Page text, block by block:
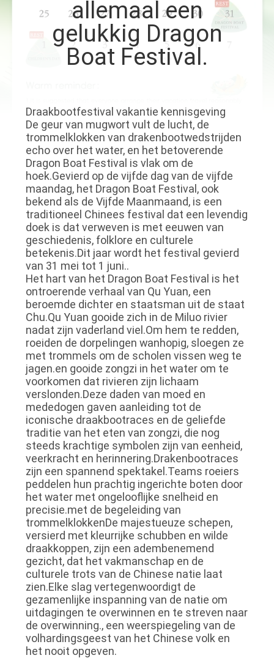
KWALITEITSCONTROLE
CONTACTEER
NIEUWS
VRAAG
EEN
OFFERTE
AAN
SITEMAP
PRIVACYBELEID
allemaal een
gelukkig Dragon
Boat Festival.
Draakbootfestival vakantie kennisgeving
De geur van mugwort vult de lucht, de
trommelklokken van drakenbootwedstrijden
echo over het water, en het betoverende
Dragon Boat Festival is vlak om de
hoek.Gevierd op de vijfde dag van de vijfde
maandag, het Dragon Boat Festival, ook
bekend als de Vijfde Maanmaand, is een
traditioneel Chinees festival dat een levendig
doek is dat verweven is met eeuwen van
geschiedenis, folklore en culturele
betekenis.Dit jaar wordt het festival gevierd
van 31 mei tot 1 juni..
Het hart van het Dragon Boat Festival is het
ontroerende verhaal van Qu Yuan, een
beroemde dichter en staatsman uit de staat
Chu.Qu Yuan gooide zich in de Miluo rivier
nadat zijn vaderland viel.Om hem te redden,
roeiden de dorpelingen wanhopig, sloegen ze
met trommels om de scholen vissen weg te
jagen.en gooide zongzi in het water om te
voorkomen dat rivieren zijn lichaam
verslonden.Deze daden van moed en
mededogen gaven aanleiding tot de
iconische draakbootraces en de geliefde
traditie van het eten van zongzi, die nog
steeds krachtige symbolen zijn van eenheid,
veerkracht en herinnering.Drakenbootraces
zijn een spannend spektakel.Teams roeiers
peddelen hun prachtig ingerichte boten door
het water met ongelooflijke snelheid en
precisie.met de begeleiding van
trommelklokkenDe majestueuze schepen,
versierd met kleurrijke schubben en wilde
draakkoppen, zijn een adembenemend
gezicht, dat het vakmanschap en de
culturele trots van de Chinese natie laat
zien.Elke slag vertegenwoordigt de
gezamenlijke inspanning van de natie om
uitdagingen te overwinnen en te streven naar
de overwinning., een weerspiegeling van de
volhardingsgeest van het Chinese volk en
het nooit opgeven.